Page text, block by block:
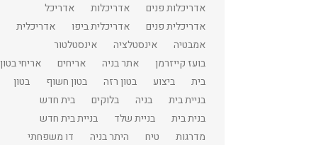
אדריכל אדריכלות
אדריכלות פנים
אדריכלית
אדריכלית ביפו
אדריכלית פנים
אינסטלטור
אינסטלציה
אמבטיה
אריחי בטון
אריחים אתר בניה
בועז קייזרמן
בטון
בטון חשוף בטון רזה ביצוע
בית
בית חדש
בלוקים בניה
בניית בית
בניית בית חדש
בניית שלד
בנית בית
דו משפחתי
היתר בניה טיח
מדרגות